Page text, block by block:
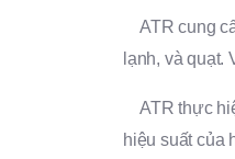
ATR cung
lạnh, và quạt.
ATR thực
hiệu suất của